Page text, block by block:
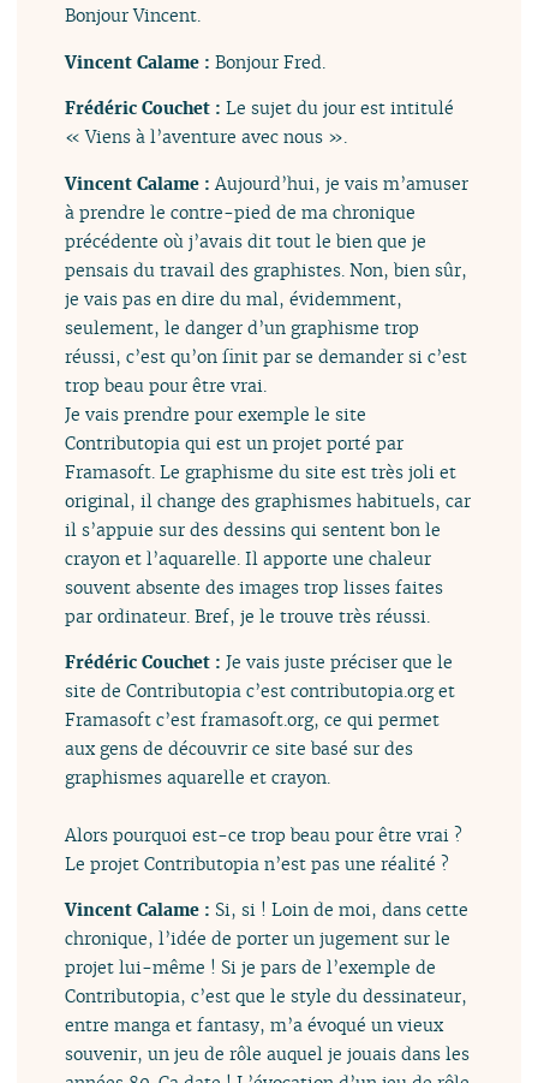
Bonjour Vincent.
Vincent Calame :Bonjour Fred.
Frédéric Couchet :Le sujet du jour est intitulé
« Viens à l’aventure avec nous ».
Vincent Calame :Aujourd’hui, je vais m’amuser
à prendre le contre-pied de ma chronique
précédente où j’avais dit tout le bien que je
pensais du travail des graphistes. Non, bien sûr,
je vais pas en dire du mal, évidemment,
seulement, le danger d’un graphisme trop
réussi, c’est qu’on finit par se demander si c’est
trop beau pour être vrai.
Je vais prendre pour exemple le site
Contributopia qui est un projet porté par
Framasoft. Le graphisme du site est très joli et
original, il change des graphismes habituels, car
il s’appuie sur des dessins qui sentent bon le
crayon et l’aquarelle. Il apporte une chaleur
souvent absente des images trop lisses faites
par ordinateur. Bref, je le trouve très réussi.
Frédéric Couchet :Je vais juste préciser que le
site de Contributopia c’est contributopia.org et
Framasoft c’est framasoft.org, ce qui permet
aux gens de découvrir ce site basé sur des
graphismes aquarelle et crayon.
Alors pourquoi est-ce trop beau pour être vrai ?
Le projet Contributopia n’est pas une réalité ?
Vincent Calame : Si, si ! Loin de moi, dans cette
chronique, l’idée de porter un jugement sur le
projet lui-même ! Si je pars de l’exemple de
Contributopia, c’est que le style du dessinateur,
entre manga et fantasy, m’a évoqué un vieux
souvenir, un jeu de rôle auquel je jouais dans les